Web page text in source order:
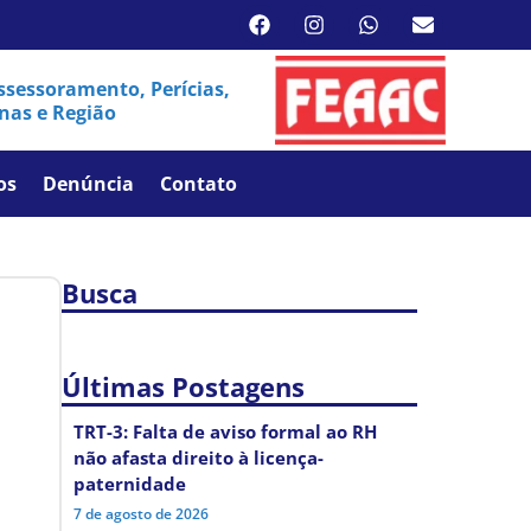
Perícias,
e Região
Denúncia Contato
Busca
Últimas Postagens
TRT-3: Falta de aviso formal ao RH
não afasta direito à licença-
paternidade
7 de agosto de 2026